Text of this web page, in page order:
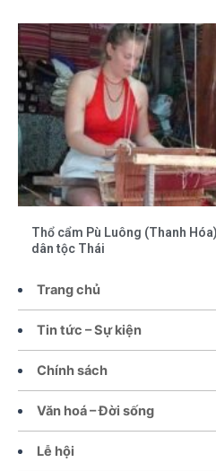
Trang chủ
Tin tức – Sự kiện
Chính sách
Văn hoá – Đời sống
Lễ hội
Thổ cẩm Pù Luông (Thanh
dân tộc Thái